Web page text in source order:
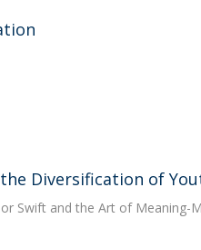
Diversification of
Swift and the Art of Meaning-